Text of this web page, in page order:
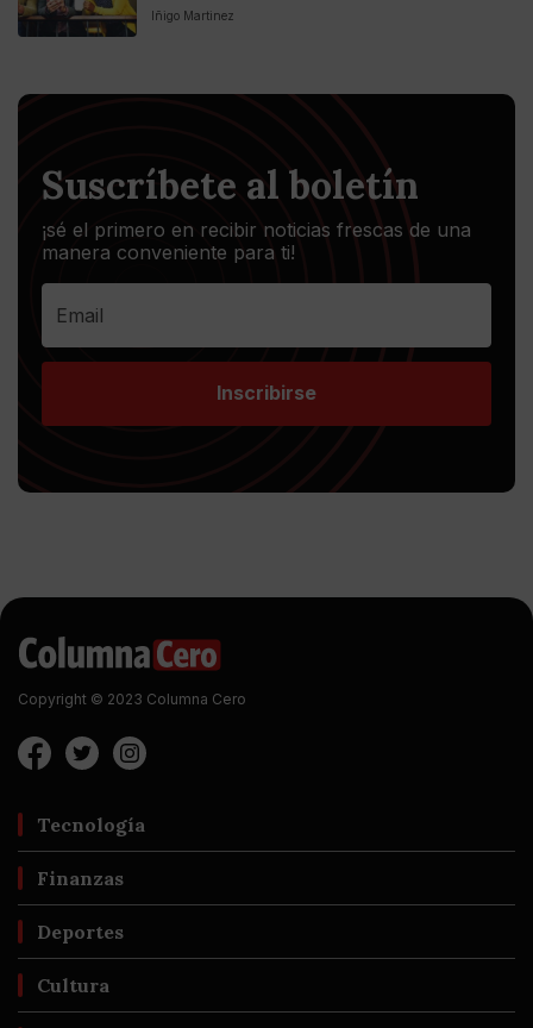
Iñigo Martinez
Suscríbete al boletín
¡sé el primero en recibir noticias frescas de una
manera conveniente para ti!
Inscribirse
Copyright © 2023 Columna Cero
Tecnología
Finanzas
Deportes
Cultura